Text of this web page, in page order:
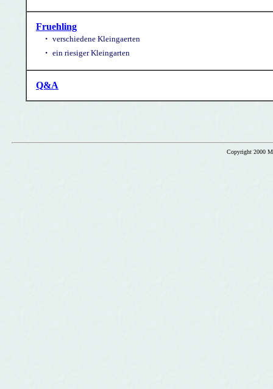
Fruehling
・ verschiedene Kleingaerten
・ ein riesiger Kleingarten
Q&A
Copyright 2000